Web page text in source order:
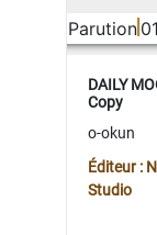
Parution
DAILY
Copy
o-okun
Éditeur :
Studio